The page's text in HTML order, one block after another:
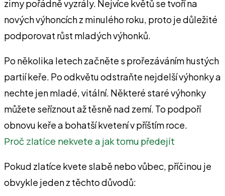
zimy pořádně vyzrály. Nejvíce květů se tvoří na
nových výhoncích z minulého roku, proto je důležité
podporovat růst mladých výhonků.
Po několika letech začněte s prořezáváním hustých
partií keře. Po odkvětu odstraňte nejdelší výhonky a
nechte jen mladé, vitální. Některé staré výhonky
můžete seříznout až těsně nad zemí. To podpoří
obnovu keře a bohatší kvetení v příštím roce.
Proč zlatíce nekvete a jak tomu předejít
Pokud zlatíce kvete slabě nebo vůbec, příčinou je
obvykle jeden z těchto důvodů: